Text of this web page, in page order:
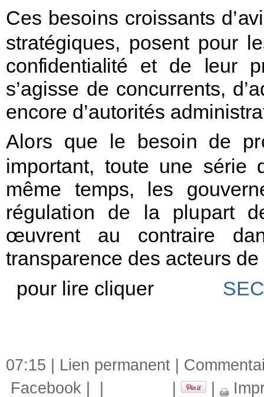
Ces besoins croissants d’a
stratégiques, posent pour
confidentialité
et de leur
s’agisse de concurrents,
encore d’autorités administr
Alors que le besoin de
important, toute une série
même temps, les gouv
régulation
de la plupart
œuvrent au contraire
transparence des acteurs
pour lire cliquer
07:15 | Lien permanent
Facebook